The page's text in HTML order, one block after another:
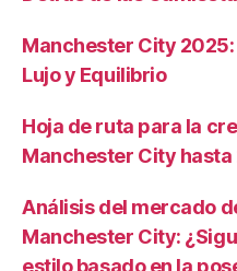
Manchester City
Lujo y Equilibrio
Hoja de ruta para la
Manchester City
Análisis del mercado
Manchester City:
estilo basado en la